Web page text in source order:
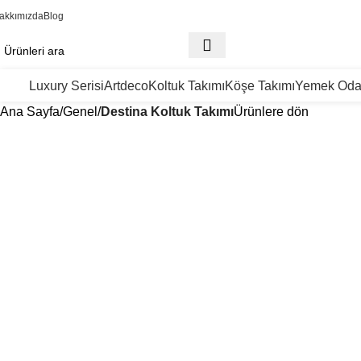
Blog
Luxury SerisiArtdecoKoltuk TakımıKöşe TakımıYemek
Ana Sayfa Genel Destina Koltuk TakımıÜrünlere dön